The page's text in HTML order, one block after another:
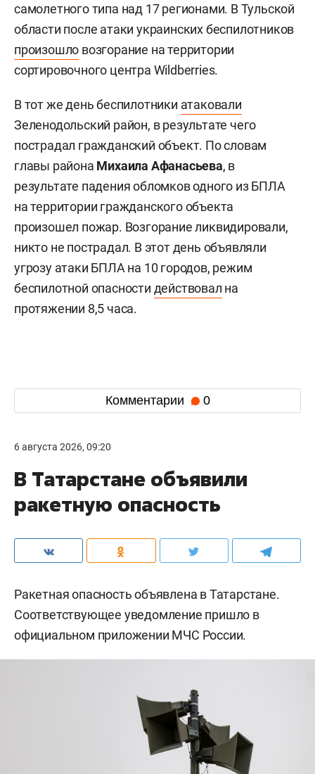
самолетного типа над 17 регионами. В Тульской
области после атаки украинских беспилотников
произошло возгорание на территории
сортировочного центра Wildberries.
В тот же день беспилотники атаковали
Зеленодольский район, в результате чего
пострадал гражданский объект. По словам
главы района Михаила Афанасьева, в
результате падения обломков одного из БПЛА
на территории гражданского объекта
произошел пожар. Возгорание ликвидировали,
никто не пострадал. В этот день объявляли
угрозу атаки БПЛА на 10 городов, режим
беспилотной опасности действовал на
протяжении 8,5 часа.
Комментарии 0
6 августа 2026, 09:20
В Татарстане объявили
ракетную опасность
Ракетная опасность объявлена в Татарстане.
Соответствующее уведомление пришло в
официальном приложении МЧС России.